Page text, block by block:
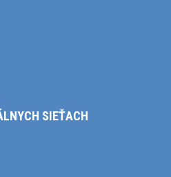
SIEŤACH